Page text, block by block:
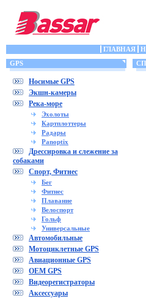
ГЛАВНАЯ
GPS
Носимые GPS
Экшн-камеры
Река-море
Эхолоты
Картплоттеры
Радары
Panoptix
Дрессировка и слежение за
собаками
Спорт, Фитнес
Бег
Фитнес
Плавание
Велоспорт
Гольф
Универсальные
Автомобильные
Мотоциклетные GPS
Авиационные GPS
OEM GPS
Видеорегистраторы
Аксессуары